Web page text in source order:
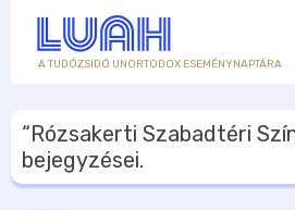
A TUDÓZSIDÓ UNORTODOX ESEMÉNYNAPTÁRA
“Rózsakerti Szabadtéri
bejegyzései.